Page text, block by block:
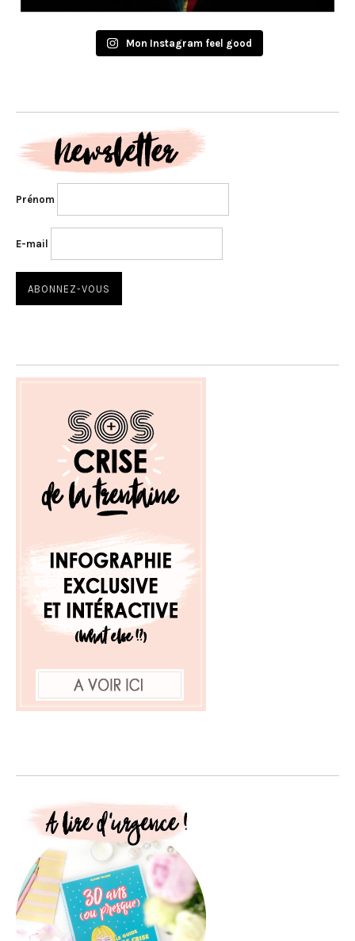
Mon Instagram feel good
Prénom
E-mail